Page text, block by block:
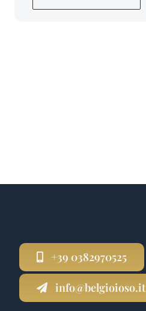
+39 0382970525
info@belgioioso.it